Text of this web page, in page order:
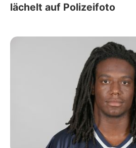
lächelt auf Polizeifoto